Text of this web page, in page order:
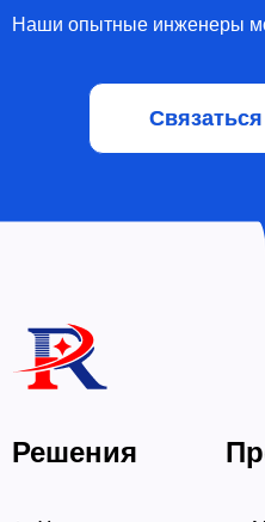
Наши опытные инженеры
Решения